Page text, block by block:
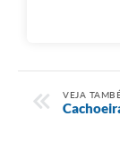
VEJA